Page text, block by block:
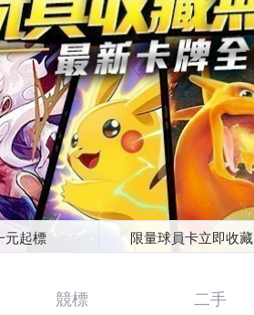
元起標 限量球員卡立即收藏
競標 二手